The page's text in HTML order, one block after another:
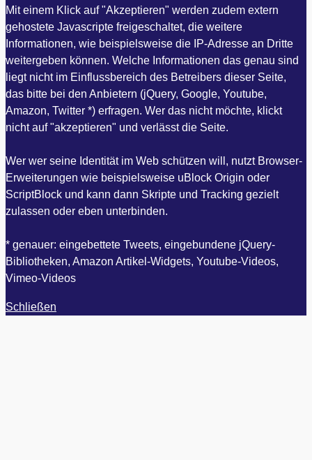
Mit einem Klick auf "Akzeptieren" werden zudem extern
gehostete Javascripte freigeschaltet, die weitere
Informationen, wie beispielsweise die IP-Adresse an Dritte
weitergeben können. Welche Informationen das genau sind
liegt nicht im Einflussbereich des Betreibers dieser Seite,
das bitte bei den Anbietern (jQuery, Google, Youtube,
Amazon, Twitter *) erfragen. Wer das nicht möchte, klickt
nicht auf "akzeptieren" und verlässt die Seite.
Wer wer seine Identität im Web schützen will, nutzt Browser-
Erweiterungen wie beispielsweise uBlock Origin oder
ScriptBlock und kann dann Skripte und Tracking gezielt
zulassen oder eben unterbinden.
* genauer: eingebettete Tweets, eingebundene jQuery-
Bibliotheken, Amazon Artikel-Widgets, Youtube-Videos,
Vimeo-Videos
Schließen